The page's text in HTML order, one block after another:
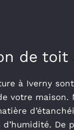
de toit
à Iverny
votre maison.
De